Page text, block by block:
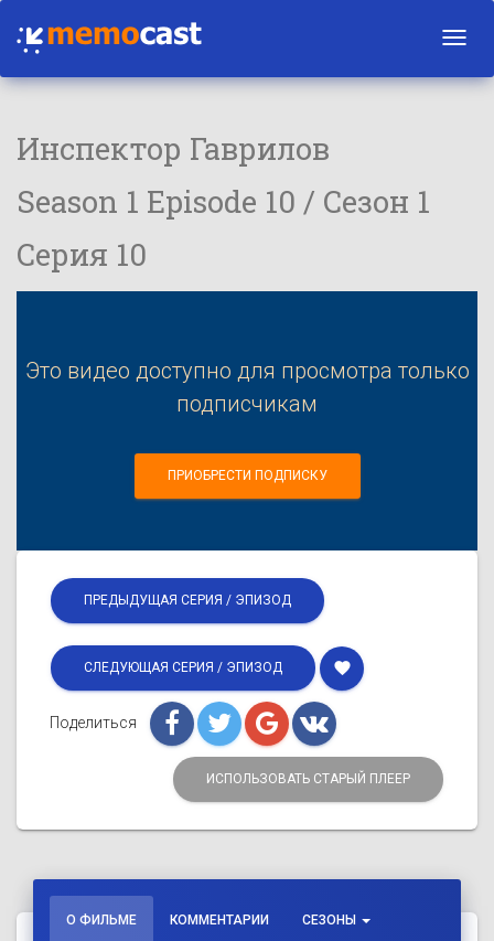
Инспектор Гаврилов
Season 1 Episode 10 / Сезон 1
Серия 10
Это видео доступно для просмотра только
подписчикам
ПРИОБРЕСТИ ПОДПИСКУ
ПРЕДЫДУЩАЯ СЕРИЯ / ЭПИЗОД
СЛЕДУЮЩАЯ СЕРИЯ / ЭПИЗОД favorite
Поделиться
ИСПОЛЬЗОВАТЬ СТАРЫЙ ПЛЕЕР
О ФИЛЬМЕ КОММЕНТАРИИ СЕЗОНЫ